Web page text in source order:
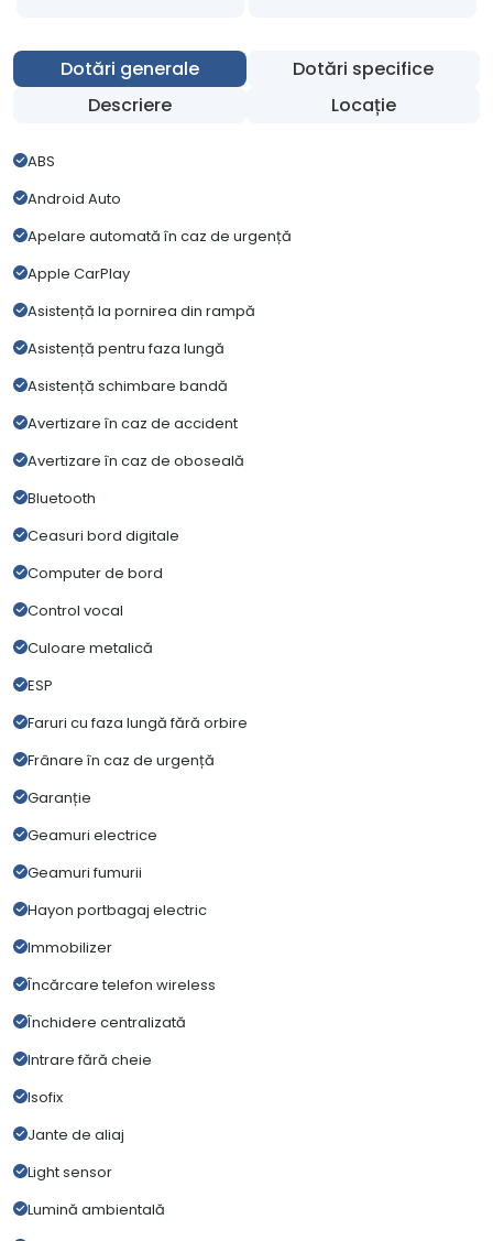
Dotări generale
Dotări specifice
Descriere
Locație
ABS
Android Auto
Apelare automată în caz de urgență
Apple CarPlay
Asistență la pornirea din rampă
Asistență pentru faza lungă
Asistență schimbare bandă
Avertizare în caz de accident
Avertizare în caz de oboseală
Bluetooth
Ceasuri bord digitale
Computer de bord
Control vocal
Culoare metalică
ESP
Faruri cu faza lungă fără orbire
Frânare în caz de urgență
Garanție
Geamuri electrice
Geamuri fumurii
Hayon portbagaj electric
Immobilizer
Încărcare telefon wireless
Închidere centralizată
Intrare fără cheie
Isofix
Jante de aliaj
Light sensor
Lumină ambientală